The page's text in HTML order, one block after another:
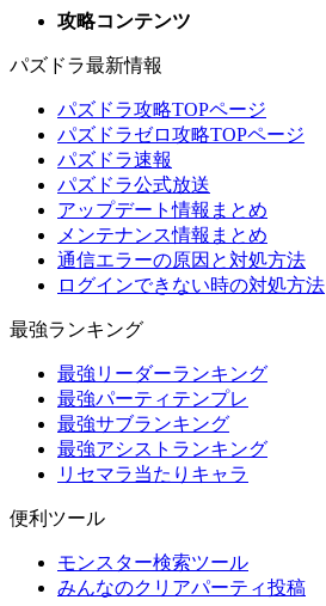
攻略コンテンツ
パズドラ最新情報
パズドラ攻略TOPページ
パズドラゼロ攻略TOPページ
パズドラ速報
パズドラ公式放送
アップデート情報まとめ
メンテナンス情報まとめ
通信エラーの原因と対処方法
ログインできない時の対処方法
最強ランキング
最強リーダーランキング
最強パーティテンプレ
最強サブランキング
最強アシストランキング
リセマラ当たりキャラ
便利ツール
モンスター検索ツール
みんなのクリアパーティ投稿